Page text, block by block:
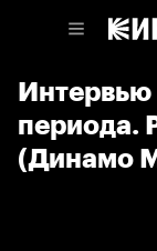
Интервью
периода.
(Динамо